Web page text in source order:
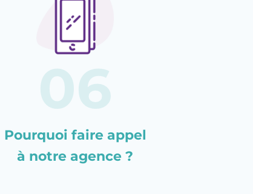
Pourquoi faire appel
à notre agence ?